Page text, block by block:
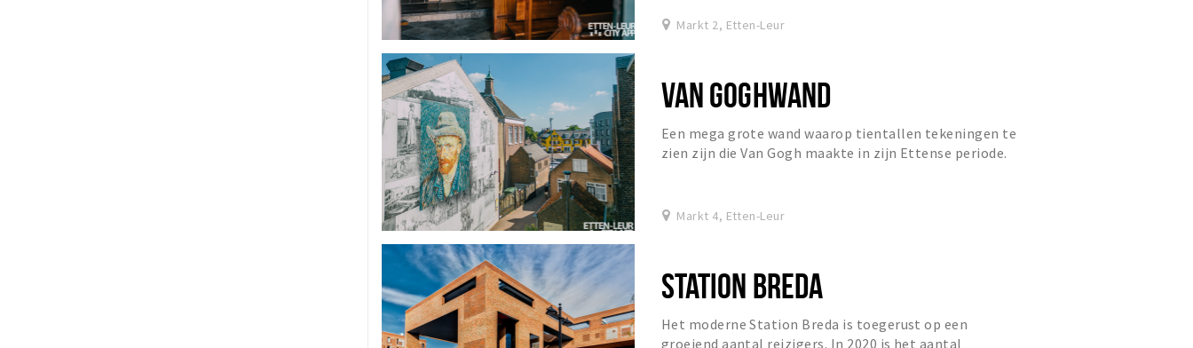
Markt 2, Etten-Leur
VAN GOGHWAND
Een mega grote wand waarop tientallen tekeningen te
zien zijn die Van Gogh maakte in zijn Ettense periode.
Markt 4, Etten-Leur
STATION BREDA
Het moderne Station Breda is toegerust op een
groeiend aantal reizigers. In 2020 is het aantal